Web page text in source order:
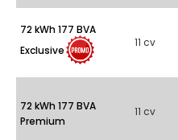
72 kWh 177 BVA
Exclusive
11 cv
72 kWh 177 BVA
Premium
11 cv